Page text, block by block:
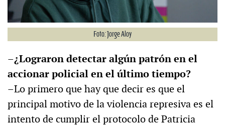
Foto: Jorge Aloy
–¿Lograron detectar algún patrón en el
accionar policial en el último tiempo?
–Lo primero que hay que decir es que el
principal motivo de la violencia represiva es el
intento de cumplir el protocolo de Patricia